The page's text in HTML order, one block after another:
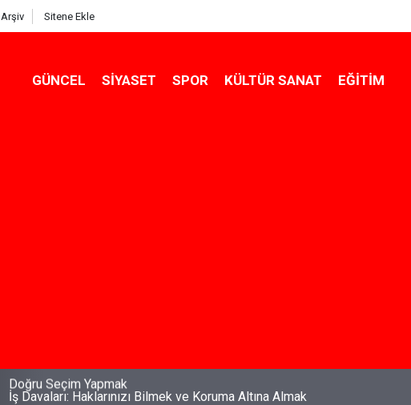
Arşiv Sitene Ekle
GÜNCEL SIYASET SPOR KÜLTÜR SANAT EĞITIM
İş Davaları: Haklarınızı Bilmek ve Koruma Altına Almak